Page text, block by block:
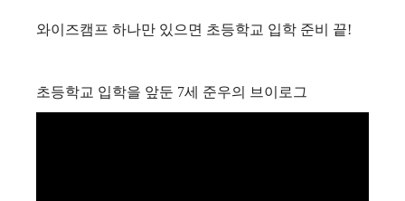
와이즈캠프 하나만 있으면 초등학교 입학 준비 끝!
초등학교 입학을 앞둔 7세 준우의 브이로그